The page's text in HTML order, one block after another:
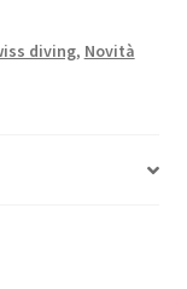
diving, Novità